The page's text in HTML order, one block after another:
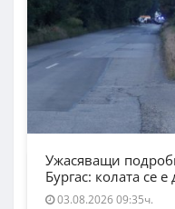
Ужасяващи
Бургас: колата се
03.08.2026 09:35ч.